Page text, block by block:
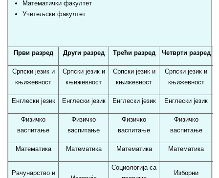
Математички факултет
Учитељски факултет
Први разред Други разред Трећи разред Четврти разред
Српски језик и
књижевност
Српски језик и
књижевност
Српски језик и
књижевност
Српски језик и
књижевност
Енглески језик Енглески језик Енглески језик Енглески језик
Физичко
васпитање
Физичко
васпитање
Физичко
васпитање
Физичко
васпитање
Математика Математика Математика Математика
Рачунарство и
Социологија са
Изборни